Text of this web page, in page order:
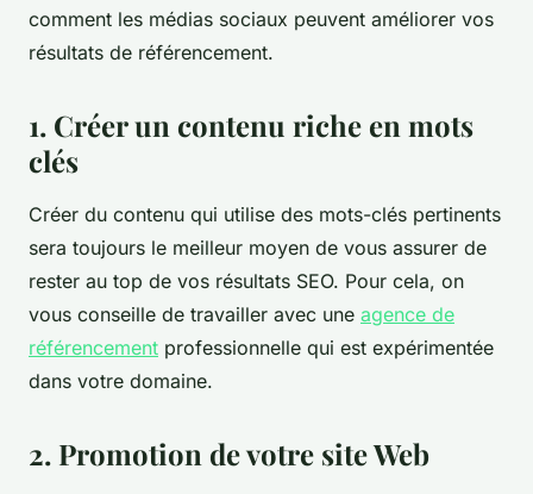
comment les médias sociaux peuvent améliorer vos
résultats de référencement.
1. Créer un contenu riche en mots
clés
Créer du contenu qui utilise des mots-clés pertinents
sera toujours le meilleur moyen de vous assurer de
rester au top de vos résultats SEO. Pour cela, on
vous conseille de travailler avec une agence de
référencement professionnelle qui est expérimentée
dans votre domaine.
2. Promotion de votre site Web